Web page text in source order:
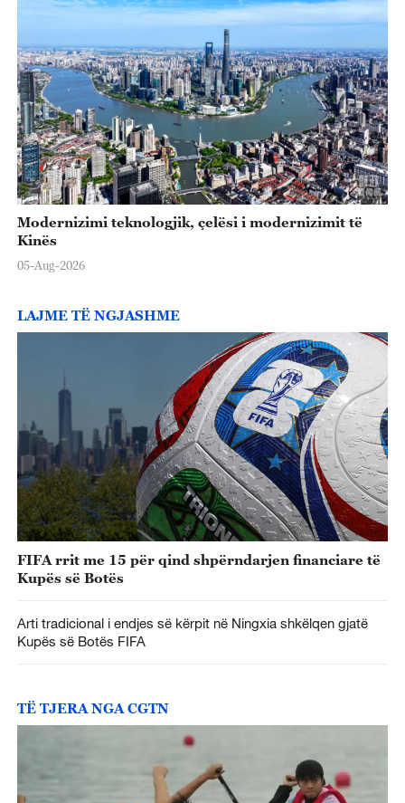
Modernizimi teknologjik, çelësi i modernizimit të
Kinës
05-Aug-2026
LAJME TË NGJASHME
FIFA rrit me 15 për qind shpërndarjen financiare të
Kupës së Botës
Arti tradicional i endjes së kërpit në Ningxia shkëlqen gjatë
Kupës së Botës FIFA
TË TJERA NGA CGTN